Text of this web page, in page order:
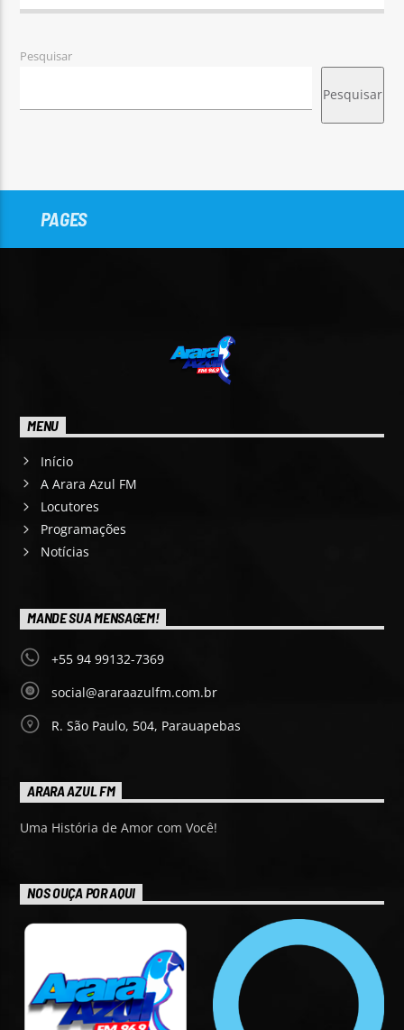
Pesquisar
Pesquisar
PAGES
MENU
Início
A Arara Azul FM
Locutores
Programações
Notícias
MANDE SUA MENSAGEM!
+55 94 99132-7369
social@araraazulfm.com.br
R. São Paulo, 504, Parauapebas
ARARA AZUL FM
Uma História de Amor com Você!
NOS OUÇA POR AQUI